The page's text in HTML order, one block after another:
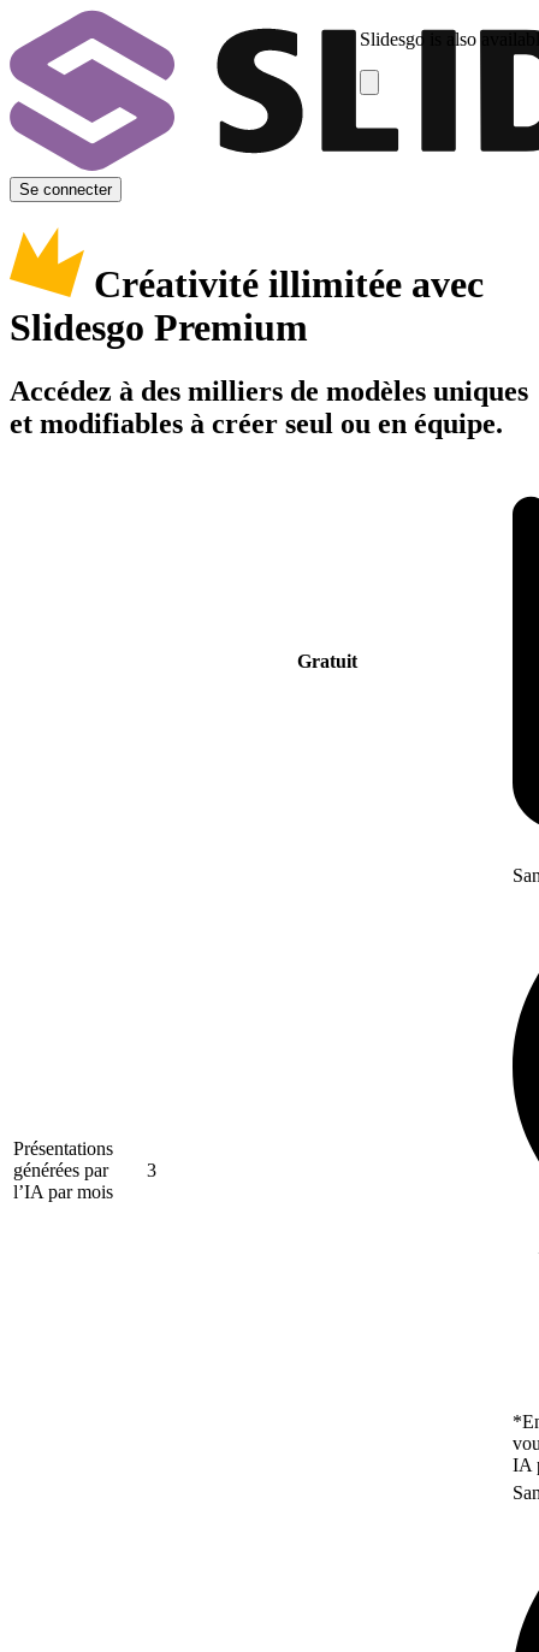
Slidesgo is also
Se connecter
Créativité illimitée avec
Slidesgo Premium
Accédez à des milliers de modèles uniques
et modifiables à créer seul ou en équipe.
Gratuit
Présentations
générées par
l’IA par mois
3
IA